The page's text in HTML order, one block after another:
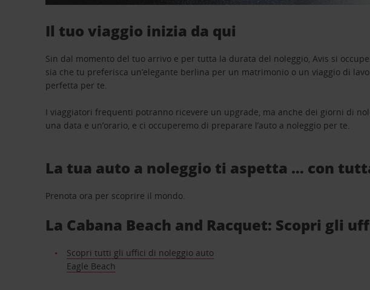
Il tuo viaggio inizia da qui
Sin dal momento del tuo arrivo e per tutta la durata del noleggio, Avis si
sia che tu preferisca un’elegante berlina per un matrimonio o un viaggio di
perfetta per te.
I viaggiatori frequenti potranno ricevere un upgrade, ma anche dei giorni di
una data e un’orario, e ci occuperemo di preparare l’auto a noleggio per te.
La tua auto a noleggio ti aspetta … con
Prenota ora per scoprire il mondo.
La Cabana Beach and Racquet: Scopri gli
Scopri tutti gli uffici di noleggio auto
Eagle Beach